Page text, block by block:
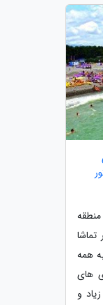
منطقه
همه
های
و